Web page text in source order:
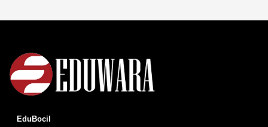
EduBocil